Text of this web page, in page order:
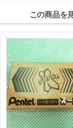
この商品を